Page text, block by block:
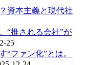
資本主義と現代社
“推される会社”が
25
“ファン化”とは。